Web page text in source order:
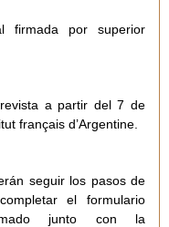
firmada por superior
a partir del 7 de
français d’Argentine.
seguir los pasos de
el formulario
junto con la